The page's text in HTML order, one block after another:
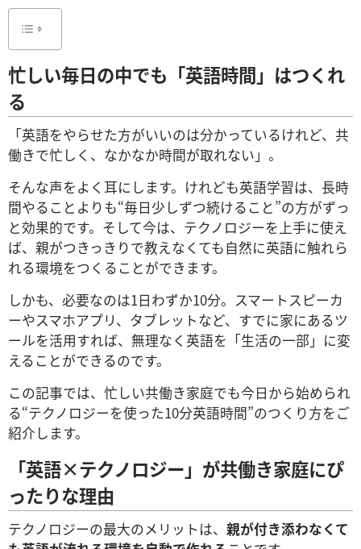
忙しい毎日の中でも「英語時間」はつくれ
る
「英語をやらせた方がいいのは分かっているけれど、共
働きで忙しく、なかなか時間が取れない」。
そんな声をよく耳にします。けれども英語学習は、長時
間やることよりも“毎日少しずつ続けること”の方がずっ
と効果的です。そして今は、テクノロジーを上手に使え
ば、親がつきっきりで教えなくても自然に英語に触れら
れる環境をつくることができます。
しかも、必要なのは1日わずか10分。スマートスピーカ
ーやスマホアプリ、タブレットなど、すでに家にあるツ
ールを活用すれば、無理なく英語を「生活の一部」に変
えることができるのです。
この記事では、忙しい共働き家庭でも今日から始められ
る“テクノロジーを使った10分英語時間”のつくり方をご
紹介します。
「英語×テクノロジー」が共働き家庭にぴ
ったりな理由
テクノロジーの最大のメリットは、 親が付き添わなくて